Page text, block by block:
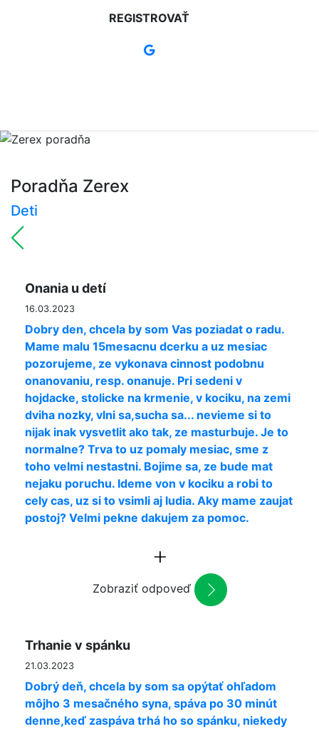
REGISTROVAŤ
Poradňa Zerex
Deti
Onania u detí
16.03.2023
Dobry den, chcela by som Vas poziadat o radu.
Mame malu 15mesacnu dcerku a uz mesiac
pozorujeme, ze vykonava cinnost podobnu
onanovaniu, resp. onanuje. Pri sedeni v
hojdacke, stolicke na krmenie, v kociku, na zemi
dviha nozky, vlni sa,sucha sa... nevieme si to
nijak inak vysvetlit ako tak, ze masturbuje. Je to
normalne? Trva to uz pomaly mesiac, sme z
toho velmi nestastni. Bojime sa, ze bude mat
nejaku poruchu. Ideme von v kociku a robi to
cely cas, uz si to vsimli aj ludia. Aky mame zaujat
postoj? Velmi pekne dakujem za pomoc.
Zobraziť odpoveď
Trhanie v spánku
21.03.2023
Dobrý deň, chcela by som sa opýtať ohľadom
môjho 3 mesačného syna, spáva po 30 minút
denne,keď zaspáva trhá ho so spánku, niekedy